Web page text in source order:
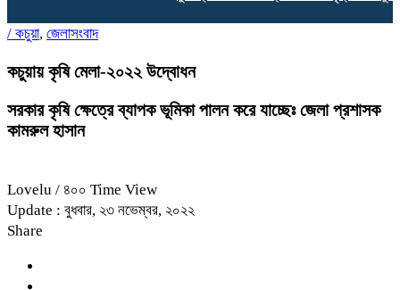
/ কচুয়া, জেলাসংবাদ
কচুয়ায় কৃষি মেলা-২০২২ উদ্বোধন
সরকার কৃষি ক্ষেত্রে ব্যাপক ভূমিকা পালন করে যাচ্ছেঃ জেলা প্রশাসক
কামরুল হাসান
Lovelu / ৪০০ Time View
Update : বুধবার, ২৩ নভেম্বর, ২০২২
Share